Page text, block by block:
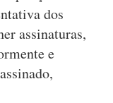
dos
assinaturas,
e